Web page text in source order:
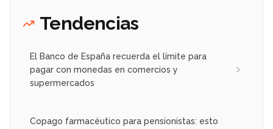
Tendencias
El Banco de España recuerda el límite para
pagar con monedas en comercios y
supermercados
Copago farmacéutico para pensionistas: esto